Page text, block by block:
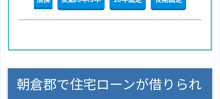
朝倉郡で住宅ローンが借りられ